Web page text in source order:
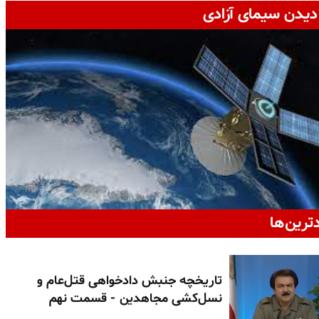
سیمای آزادی
تاریخچه جنبش دادخواهی قتل‌عام و
نسل‌کشی مجاهدین - قسمت نهم